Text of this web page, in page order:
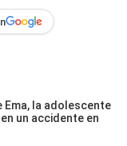
Ema, la adolescente
un accidente en